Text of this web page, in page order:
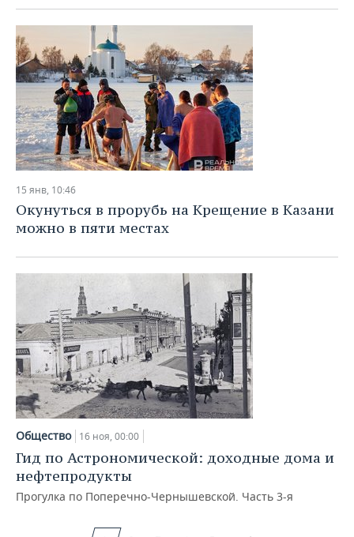
15 янв, 10:46
Окунуться в прорубь на Крещение в Казани
можно в пяти местах
Общество 16 ноя, 00:00
Гид по Астрономической: доходные дома и
нефтепродукты
Прогулка по Поперечно-Чернышевской. Часть 3-я